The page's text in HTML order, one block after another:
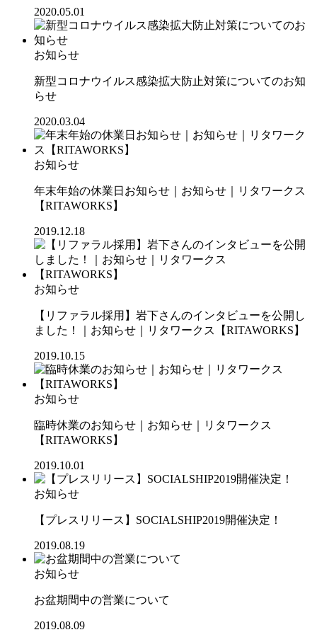
2020.05.01
お知らせ
新型コロナウイルス感染拡大防止対策についてのお知
らせ
2020.03.04
お知らせ
年末年始の休業日お知らせ｜お知らせ｜リタワークス
【RITAWORKS】
2019.12.18
お知らせ
【リファラル採用】岩下さんのインタビューを公開し
ました！｜お知らせ｜リタワークス【RITAWORKS】
2019.10.15
お知らせ
臨時休業のお知らせ｜お知らせ｜リタワークス
【RITAWORKS】
2019.10.01
お知らせ
【プレスリリース】SOCIALSHIP2019開催決定！
2019.08.19
お知らせ
お盆期間中の営業について
2019.08.09